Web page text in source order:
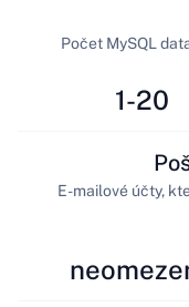
1-20
Počet MySQL
E-mailové účty,